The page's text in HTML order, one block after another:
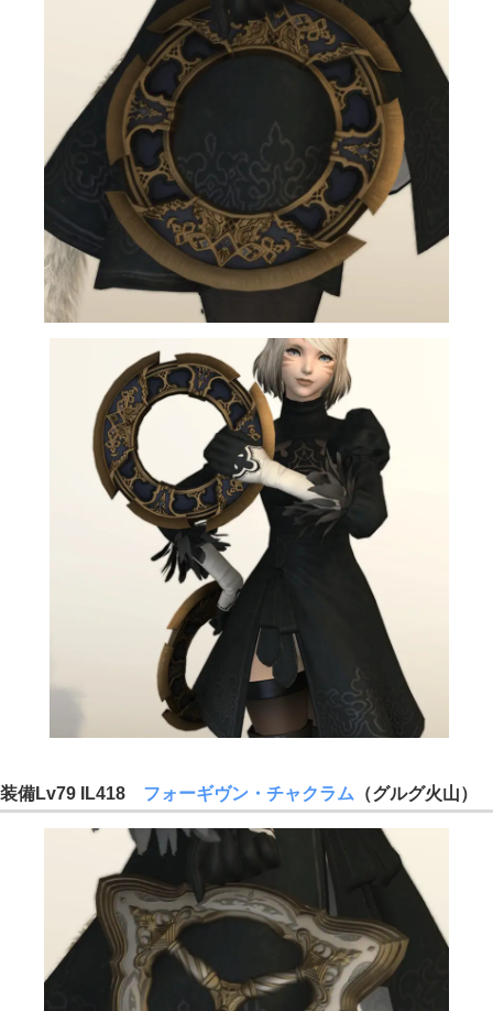
装備Lv79 IL418 フォーギヴン・チャクラム （グルグ火山）